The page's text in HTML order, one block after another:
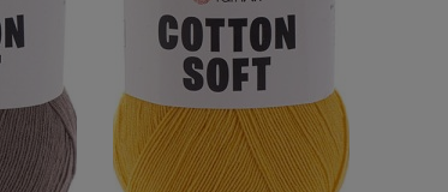
Promocja